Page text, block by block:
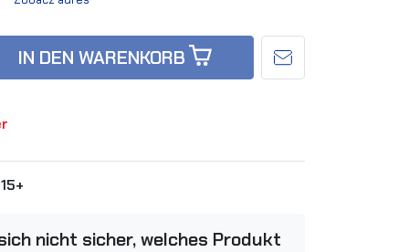
IN DEN WARENKORB
nicht sicher, welches Produkt